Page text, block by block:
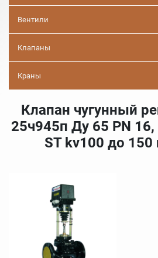
Вентили
Клапаны
Краны
Клапан чугунный
25ч945п Ду 65 PN
ST kv100 до 150